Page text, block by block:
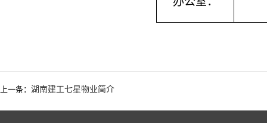
上一条： 湖南建工七星物业简介